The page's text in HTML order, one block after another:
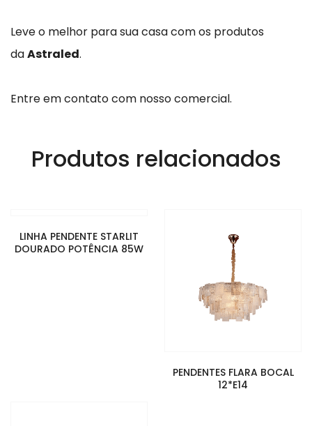
Leve o melhor para sua casa com os produtos
daAstraled.
Entre em contato com nosso comercial.
Produtos relacionados
LINHA PENDENTE STARLIT
DOURADO POTÊNCIA 85W
PENDENTES FLARA BOCAL
12*E14